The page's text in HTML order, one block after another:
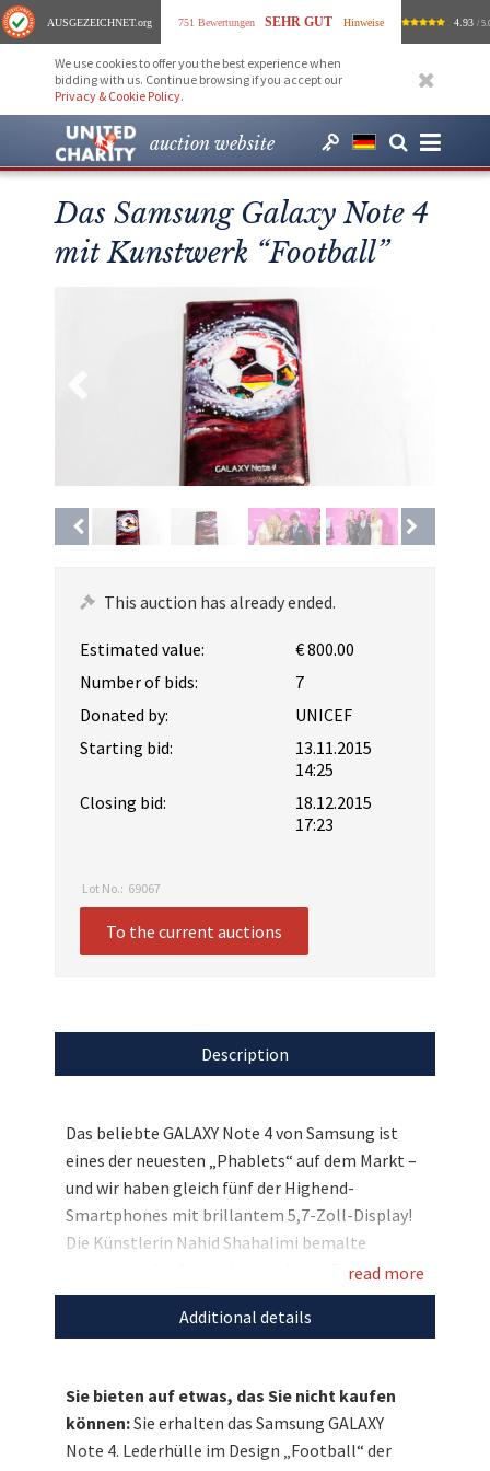
AUSGEZEICHNET.org 751 Bewertungen SEHR GUT Hinweise 4.93 /
We use cookies to offer you the best experience when
bidding with us. Continue browsing if you accept our
Privacy & Cookie Policy.
auction website
Das Samsung Galaxy Note 4
mit Kunstwerk “Football”
This auction has already ended.
Estimated value:
€ 800.00
Number of bids:
7
Donated by:
UNICEF
Starting bid:
13.11.2015
14:25
Closing bid:
18.12.2015
17:23
Lot No.: 69067
To the current auctions
Description
Das beliebte GALAXY Note 4 von Samsung ist
eines der neuesten „Phablets“ auf dem Markt –
und wir haben gleich fünf der Highend-
Smartphones mit brillantem 5,7-Zoll-Display!
Die Künstlerin Nahid Shahalimi bemalte
exklusiv die fünf Lederhüllen dieser Technik-
Newcomer, die nun im Rahmen der Charity-
Veranstaltung „Smile 2014“ des Magazins
dieser Unikate zugunsten von Unicef
versteigern: Für das Design „Football“ standen
Sonya Kraus, Larissa Marolt und Paul Janke Pate
read more
Additional details
Sie bieten auf etwas, das Sie nicht kaufen
können:Sie erhalten das Samsung GALAXY
Note 4. Lederhülle im Design „Football“ der